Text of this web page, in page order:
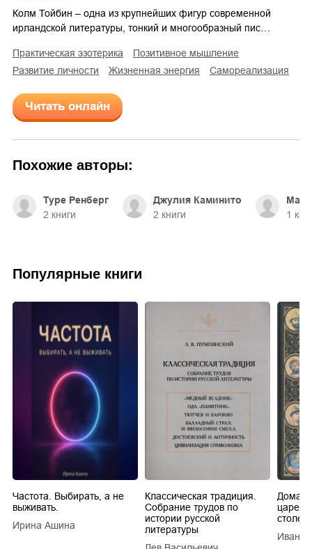
Колм Тойбин – одна из крупнейших фигур современной
ирландской литературы, тонкий и многообразный пис…
практическая эзотерика
позитивное мышление
развитие личности
жизненная энергия самореализация
Читать онлайн
Похожие авторы:
Туре Ренберг
2 книги
Джулия Каминито
2 книги
Ма
1
Популярные книги
Частота. Выбирать, а не
выживать.
Ирина Ашина
Классическая традиция.
Собрание трудов по
истории русской
литературы
царей
Иван